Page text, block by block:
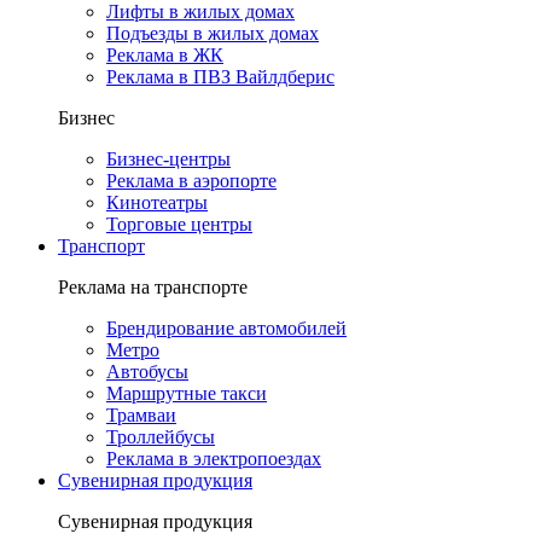
Лифты в жилых домах
Подъезды в жилых домах
Реклама в ЖК
Реклама в ПВЗ Вайлдберис
Бизнес
Бизнес-центры
Реклама в аэропорте
Кинотеатры
Торговые центры
Транспорт
Реклама на транспорте
Брендирование автомобилей
Метро
Автобусы
Маршрутные такси
Трамваи
Троллейбусы
Реклама в электропоездах
Сувенирная продукция
Сувенирная продукция